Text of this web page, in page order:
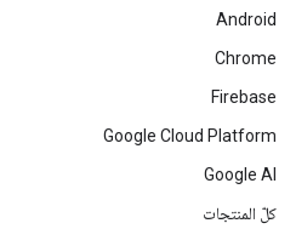
Android
Chrome
Firebase
Google Cloud Platform
Google AI
كلّ المنتجات